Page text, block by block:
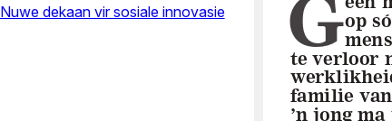
Nuwe dekaan vir sosiale innovasie